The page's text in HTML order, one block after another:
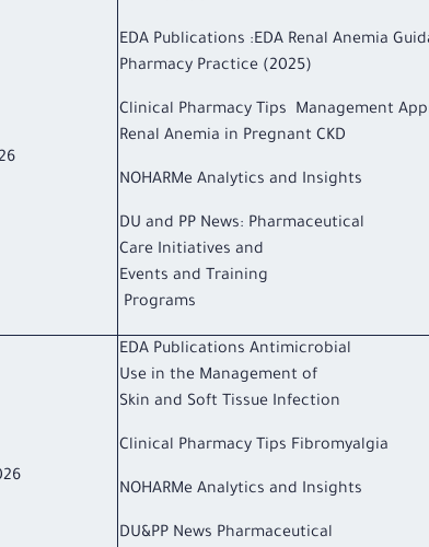
EDA Publications :EDA Renal Anemia
Pharmacy Practice (2025)
:Clinical Pharmacy Tips Management
Renal Anemia in Pregnant CKD
NOHARMe Analytics and Insights
DU and PP News: Pharmaceutical
Care Initiatives and
Events and Training
Programs
EDA Publications Antimicrobial
Use in the Management of
Skin and Soft Tissue Infection
Clinical Pharmacy Tips Fibromyalgia
NOHARMe Analytics and Insights
DU&PP News Pharmaceutical